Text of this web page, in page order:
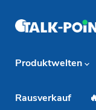
Produktwelten
Rausverkauf